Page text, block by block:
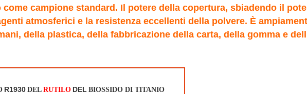
campione standard. Il potere della copertura, sbiadendo il
atmosferici e la resistenza eccellenti della polvere. È
della plastica, della fabbricazione della carta, della gomma e
R1930 DEL RUTILO DEL BIOSSIDO DI TITANIO